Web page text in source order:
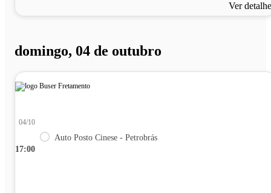
Ver
domingo, 04 de outubro
17:00
04/10
Auto Posto Cinese - Petrobrás